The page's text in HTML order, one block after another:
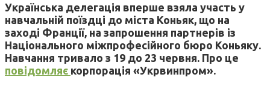
Українська делегація вперше взяла участь у
навчальній поїздці до міста Коньяк, що на
заході Франції, на запрошення партнерів із
Національного міжпрофесійного бюро Коньяку.
Навчання тривало з 19 до 23 червня. Про це
повідомляє корпорація «Укрвинпром».